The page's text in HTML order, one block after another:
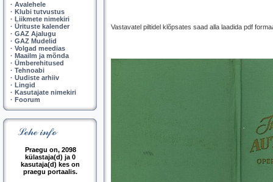
· Avalehele
· Klubi tutvustus
· Liikmete nimekiri
· Ürituste kalender
· GAZ Ajalugu
· GAZ Mudelid
· Volgad meedias
· Maailm ja mõnda
· Ümberehitused
· Tehnoabi
· Uudiste arhiiv
· Lingid
· Kasutajate nimekiri
· Foorum
Praegu on, 2098
külastaja(d) ja 0
kasutaja(d) kes on
praegu portaalis.
Vastavatel piltidel klõpsates saad alla laadida pdf